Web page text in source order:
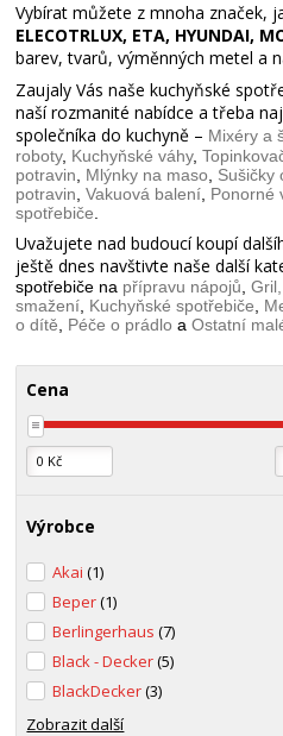
Vybírat můžete z mnoha značek,
ELECOTRLUX, ETA, HYUNDAI,
barev, tvarů, výměnných metel a
Zaujaly Vás naše kuchyňské
naší rozmanité nabídce a třeba
společníka do kuchyně – Mixéry a
roboty, Kuchyňské váhy,
potravin
Mlýnky na maso Sušičky
potravin ,Vakuová balení Ponorné
spotřebiče
Uvažujete nad budoucí koupí
ještě dnes navštivte naše další
spotřebiče na přípravu nápojů ,
smažení Kuchyňské spotřebiče
o dítě
Péče o prádlo aOstatní
Cena
Výrobce
Akai(1)
Beper(1)
Berlingerhaus(7)
Black - Decker(5)
BlackDecker(3)
Zobrazit další